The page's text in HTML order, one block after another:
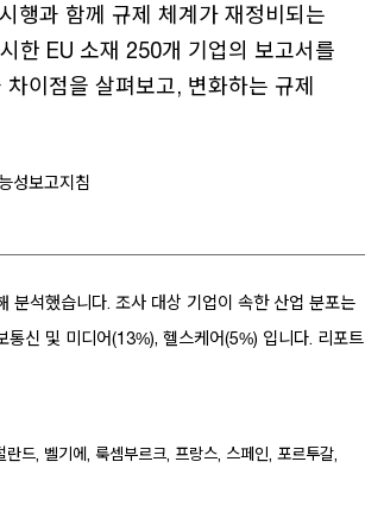
행과 함께 규제 체계가 재정비되는
한 EU 소재 250개 기업의 보고서를
이점을 살펴보고, 변화하는 규제
보고지침
석했습니다. 조사 대상 기업이 속한 산업 분포는
신 및 미디어(13%), 헬스케어(5%) 입니다. 리포트
드, 벨기에, 룩셈부르크, 프랑스, 스페인, 포르투갈,